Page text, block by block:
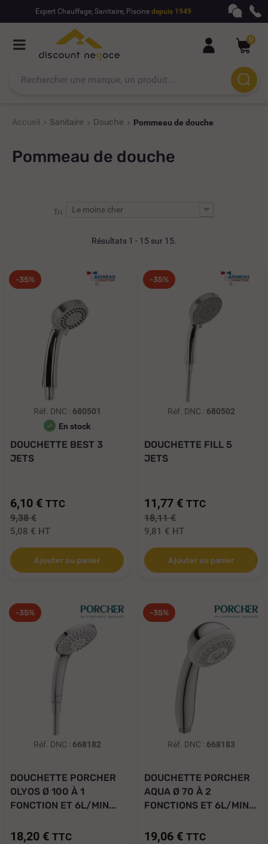
Expert Chauffage, Sanitaire, Piscine depuis 1949
0
Accueil Sanitaire Douche Pommeau de douche
Pommeau de douche
Tri Le moins cher
Résultats 1 - 15 sur 15.
-35%
Réf. DNC : 680501
En stock
DOUCHETTE BEST 3
JETS
6,10 € TTC
9,38 €
5,08 € HT
Ajouter au panier
-35%
Réf. DNC : 680502
DOUCHETTE FILL 5
JETS
11,77 € TTC
18,11 €
9,81 € HT
Ajouter au panier
-35%
Réf. DNC : 668182
DOUCHETTE PORCHER
OLYOS Ø 100 À 1
FONCTION ET 6L/MIN...
18,20 € TTC
-35%
Réf. DNC : 668183
DOUCHETTE PORCHER
AQUA Ø 70 À 2
FONCTIONS ET 6L/MIN...
19,06 € TTC